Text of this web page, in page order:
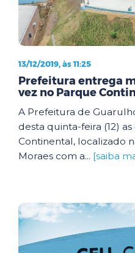
13/12/2019, às 11:25
Prefeitura entrega
vez no Parque
A Prefeitura de
desta quinta-feira (12) as
Continental, localizado
Moraes com a... [saiba